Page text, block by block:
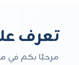
تعرف
مرحبًا بكم في